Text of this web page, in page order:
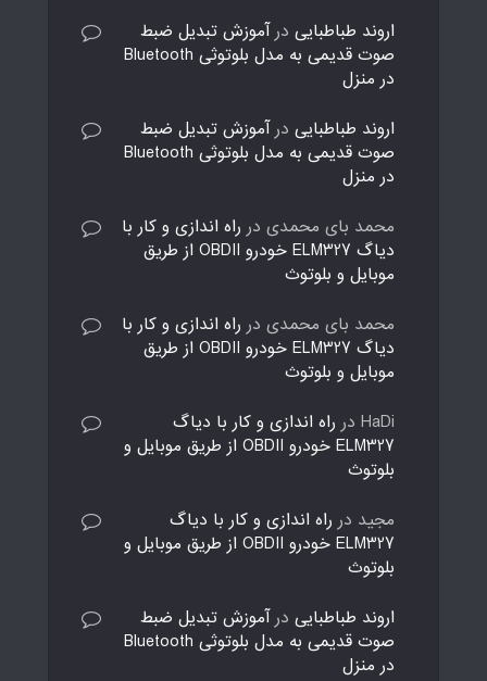
اروند طباطبایی در آموزش تبدیل ضبط
صوت قدیمی به مدل بلوتوثی Bluetooth
در منزل
اروند طباطبایی در آموزش تبدیل ضبط
صوت قدیمی به مدل بلوتوثی Bluetooth
در منزل
محمد بای محمدی در راه اندازی و کار با
دیاگ ELM327 خودرو OBDII از طریق
موبایل و بلوتوث
محمد بای محمدی در راه اندازی و کار با
دیاگ ELM327 خودرو OBDII از طریق
موبایل و بلوتوث
HaDi در راه اندازی و کار با دیاگ
ELM327 خودرو OBDII از طریق موبایل و
بلوتوث
مجید در راه اندازی و کار با دیاگ
ELM327 خودرو OBDII از طریق موبایل و
بلوتوث
اروند طباطبایی در آموزش تبدیل ضبط
صوت قدیمی به مدل بلوتوثی Bluetooth
در منزل